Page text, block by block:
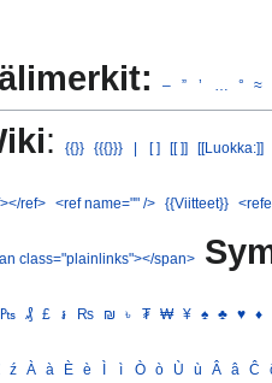
– ” ’ ° ≈
: {{}} {{{}}} | [ ] [[ ]] [[Luokka:]]
ref> <ref name="" /> {{Viitteet}}
class="plainlinks"></span>
₧ ₰ £ ៛ ₨ ₪ ৳ ₮ ₩ ¥ ♠ ♣ ♥ ♦
ź À à È è Ì ì Ò ò Ù ù Â â Ĉ